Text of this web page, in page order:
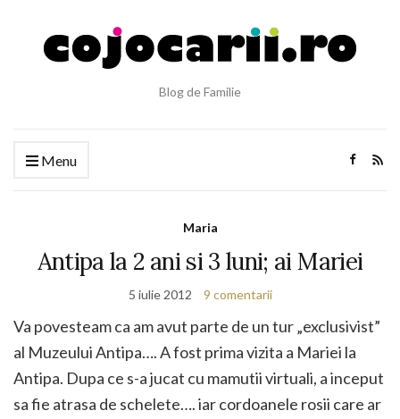
Blog de Familie
Menu
Maria
Antipa la 2 ani si 3 luni; ai Mariei
5 iulie 2012 9 comentarii
Va povesteam ca am avut parte de un tur „exclusivist”
al Muzeului Antipa…. A fost prima vizita a Mariei la
Antipa. Dupa ce s-a jucat cu mamutii virtuali, a inceput
sa fie atrasa de schelete…. iar cordoanele rosii care ar